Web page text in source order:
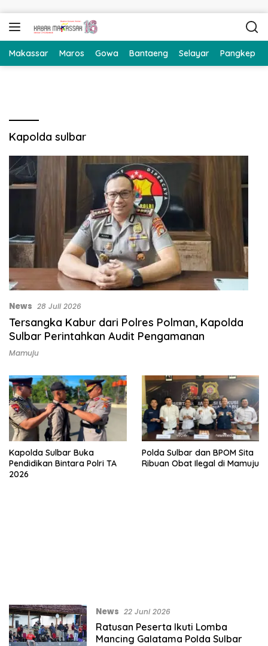
Makassar Maros Gowa Bantaeng Selayar Pangkep
Kapolda sulbar
News 28 Juli 2026
Tersangka Kabur dari Polres Polman, Kapolda
Sulbar Perintahkan Audit Pengamanan
Mamuju
Kapolda Sulbar Buka
Pendidikan Bintara Polri TA
2026
Polda Sulbar dan BPOM Sita
Ribuan Obat Ilegal di Mamuju
News 22 Juni 2026
Ratusan Peserta Ikuti Lomba
Mancing Galatama Polda Sulbar